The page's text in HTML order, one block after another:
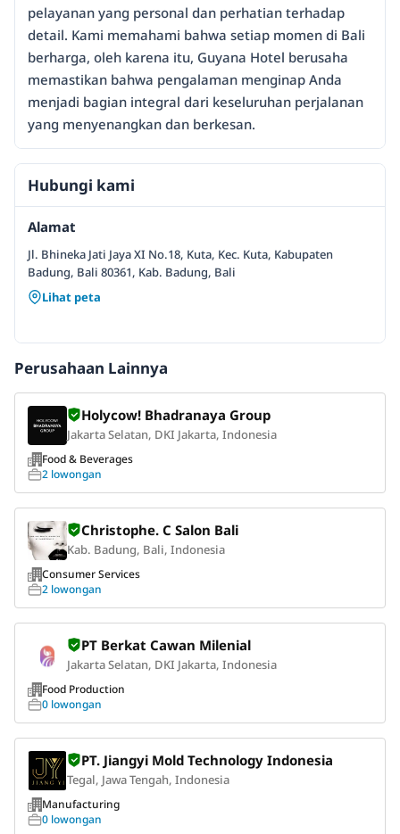
pelayanan yang personal dan perhatian terhadap
detail. Kami memahami bahwa setiap momen di Bali
berharga, oleh karena itu, Guyana Hotel berusaha
memastikan bahwa pengalaman menginap Anda
menjadi bagian integral dari keseluruhan perjalanan
yang menyenangkan dan berkesan.
Hubungi kami
Alamat
Jl. Bhineka Jati Jaya XI No.18, Kuta, Kec. Kuta, Kabupaten
Badung, Bali 80361, Kab. Badung, Bali
Lihat peta
Perusahaan Lainnya
Holycow! Bhadranaya Group
Jakarta Selatan, DKI Jakarta, Indonesia
Food & Beverages
2 lowongan
Christophe. C Salon Bali
Kab. Badung, Bali, Indonesia
Consumer Services
2 lowongan
PT Berkat Cawan Milenial
Jakarta Selatan, DKI Jakarta, Indonesia
Food Production
0 lowongan
PT. Jiangyi Mold Technology Indonesia
Tegal, Jawa Tengah, Indonesia
Manufacturing
0 lowongan